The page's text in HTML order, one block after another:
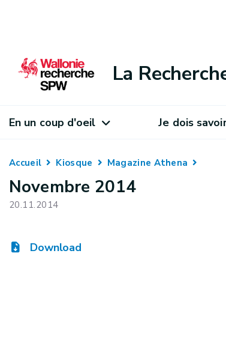
La
En un coup d'oeil Je dois
Accueil Kiosque Magazine Athena
Novembre 2014
20.11.2014
Download